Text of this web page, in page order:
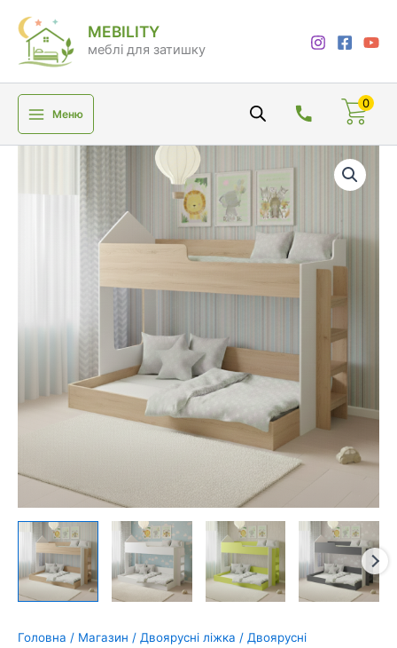
вмісту
MEBILITY
меблі для затишку
Меню
0
Головна / Магазин / Двоярусні ліжка / Двоярусні